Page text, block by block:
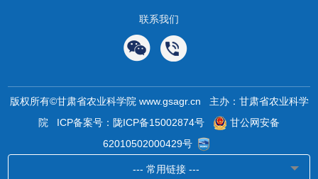
联系我们
版权所有©甘肃省农业科学院 www.gsagr.cn 主办：甘肃省农业科学
院 ICP备案号：陇ICP备15002874号
甘公网安备
62010502000429号
--- 常用链接 ---